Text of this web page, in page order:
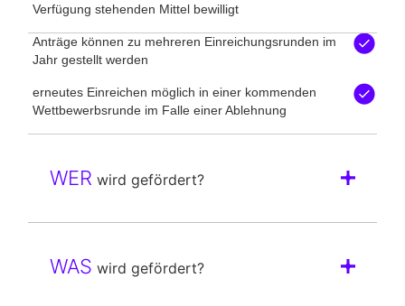
Verfügung stehenden Mittel bewilligt
Anträge können zu mehreren Einreichungsrunden im
Jahr gestellt werden
erneutes Einreichen möglich in einer kommenden
Wettbewerbsrunde im Falle einer Ablehnung
WER wird gefördert?
WAS wird gefördert?